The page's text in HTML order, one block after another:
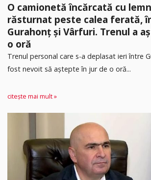
O camionetă încărcată cu
răsturnat peste calea ferată,
Gurahonț și Vârfuri. Trenul a
o oră
Trenul personal care s-a deplasat ieri între
fost nevoit să aștepte în jur de o oră...
citește mai mult »